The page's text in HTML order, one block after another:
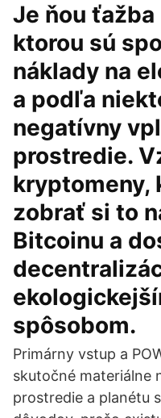
Je ňou
ktorou sú
náklady na
a podľa
negatívny
prostredie.
kryptomeny,
zobrať si to
Bitcoinu a
spôsobom.
Primárny vstup a
skutočné materiálne
prostredie a planétu